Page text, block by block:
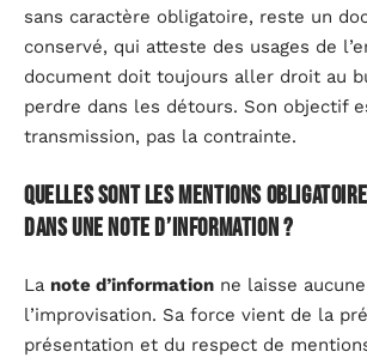
sans caractère obligatoire, reste un
conservé, qui atteste des usages de
document doit toujours aller droit au
perdre dans les détours. Son objectif
transmission, pas la contrainte.
Quelles sont les mentions
dans une note d’information ?
La note d’information ne laisse
l’improvisation. Sa force vient de la
présentation et du respect de